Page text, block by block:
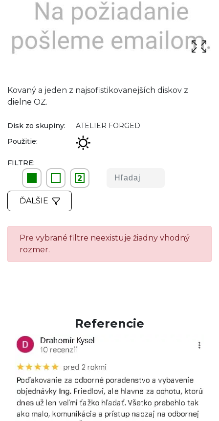
Kovaný a jeden z najsofistikovanejších diskov z
dielne OZ.
Disk zo skupiny:
ATELIER FORGED
Použitie:
FILTRE:
2
ĎALŠIE
Pre vybrané filtre neexistuje žiadny vhodný
rozmer.
Referencie